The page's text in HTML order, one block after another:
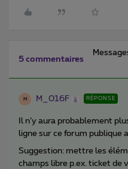
5 commentaires
M M_016F RÉPONSE
Il n’y aura probablement
ligne sur ce forum publique
Suggestion: mettre les
champs libre p.ex. ticket de